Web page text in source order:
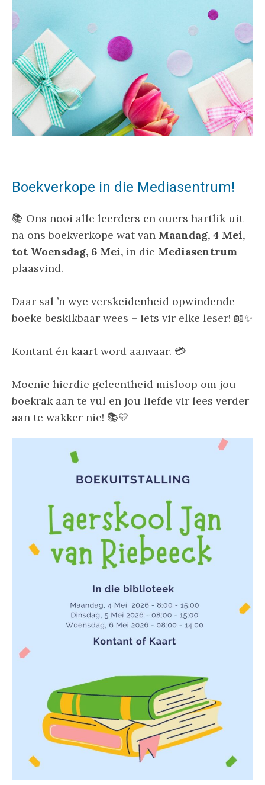
Boekverkope in die Mediasentrum!
📚 Ons nooi alle leerders en ouers hartlik uit
na ons boekverkope wat van Maandag, 4 Mei,
tot Woensdag, 6 Mei, in die Mediasentrum
plaasvind.
Daar sal ’n wye verskeidenheid opwindende
boeke beskikbaar wees – iets vir elke leser! 📖✨
Kontant én kaart word aanvaar. 💳
Moenie hierdie geleentheid misloop om jou
boekrak aan te vul en jou liefde vir lees verder
aan te wakker nie! 📚💛